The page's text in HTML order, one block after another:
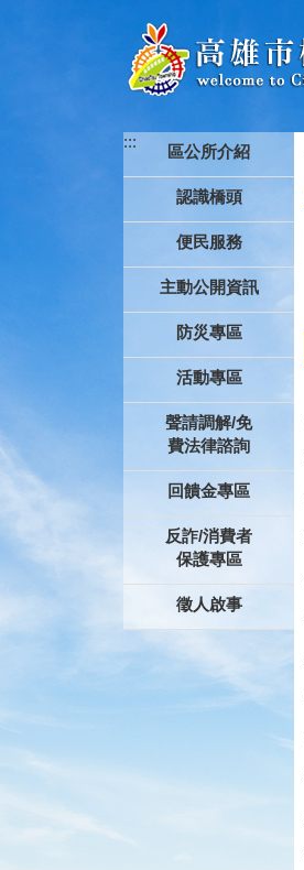
:::
區公所介紹
認識橋頭
便民服務
主動公開資訊
防災專區
活動專區
聲請調解/免
費法律諮詢
回饋金專區
反詐/消費者
保護專區
徵人啟事